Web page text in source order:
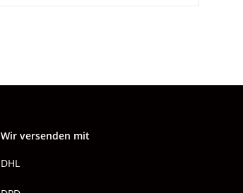
Wir versenden mit
DHL